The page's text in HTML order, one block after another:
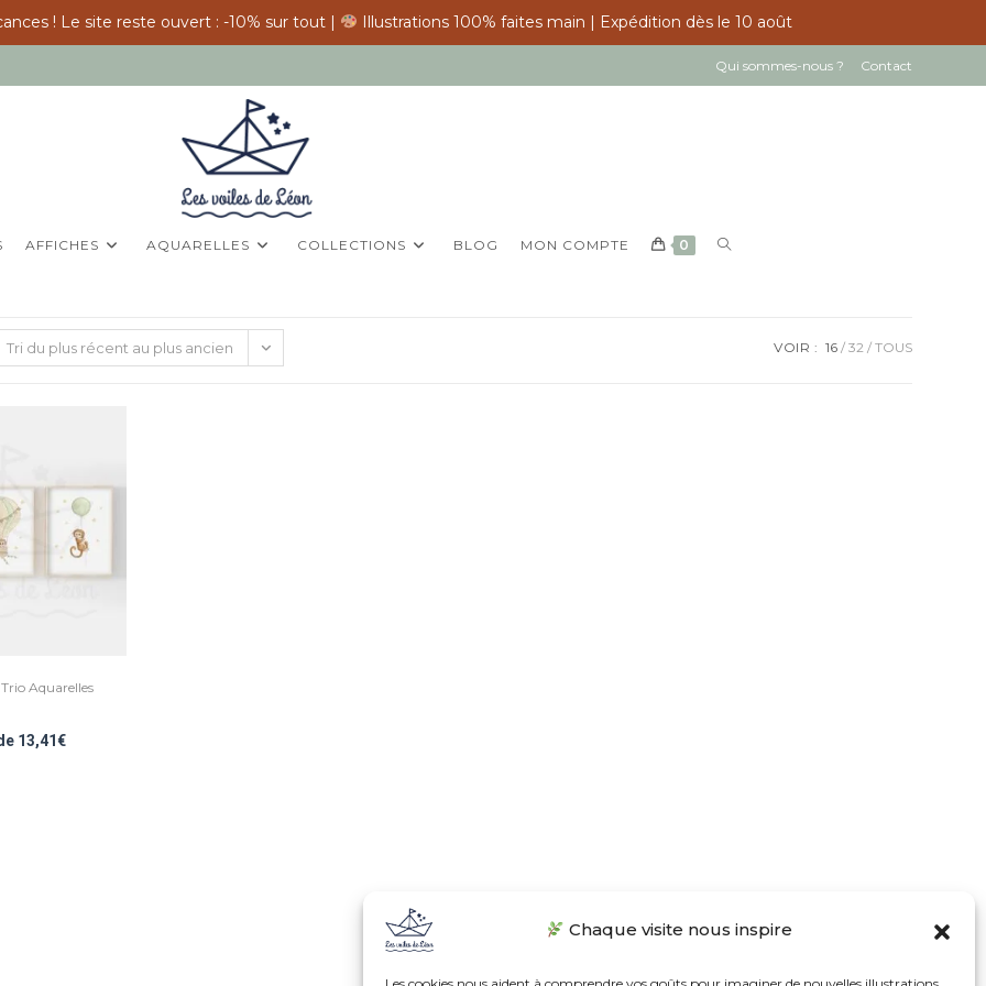
! Le site reste ouvert : -10% sur tout | Illustrations 100% faites main | Expédition dès le 10 août
Chaque visite nous inspire
Qui sommes-nous ? Contact
AFFICHES AQUARELLES COLLECTIONS BLOG MON COMPTE 0
TOGGLE
Tri du plus récent au plus ancien VOIR : 16 32 TOUS
Trio Aquarelles
13,41€